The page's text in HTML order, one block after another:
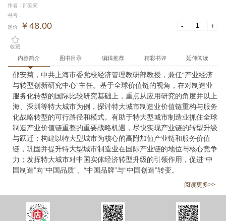
作者：邵安菊
书号：
定价 ￥48.00 - +
收藏
内容简介 图书目录 编辑推荐 精彩书评 延伸阅读
邵安菊，中共上海市委党校经济管理教研部教授，兼任“产业经济
与转型创新研究中心”主任。基于全球价值链的视角，在对制造业
服务化转型的国际比较研究基础上，重点从应用研究的角度并以上
海、深圳等特大城市为例，探讨特大城市制造业价值链重构与服务
化战略转型的可行路径和模式。有助于特大型城市制造业抓住全球
制造产业价值链重整的重要战略机遇，尽快实现产业链的转型升级
与跃迁；构建以特大型城市为核心的高附加值产业链和服务价值
链，巩固并提升特大型城市制造业在国际产业链的地位与核心竞争
力；发挥特大城市对中国实体经济转型升级的引领作用，促进“中
国制造”向“中国品质”、“中国品牌”与“中国创造”转变。
阅读更多>>